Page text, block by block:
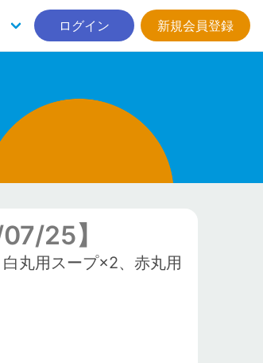
ログイン 新規会員登録
25】
丸用スープ×2、赤丸用